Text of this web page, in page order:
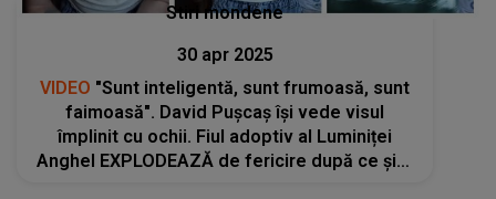
Stiri mondene
30 apr 2025
VIDEO "Sunt inteligentă, sunt frumoasă, sunt
faimoasă". David Pușcaș își vede visul
împlinit cu ochii. Fiul adoptiv al Luminiței
Anghel EXPLODEAZĂ de fericire după ce și-a